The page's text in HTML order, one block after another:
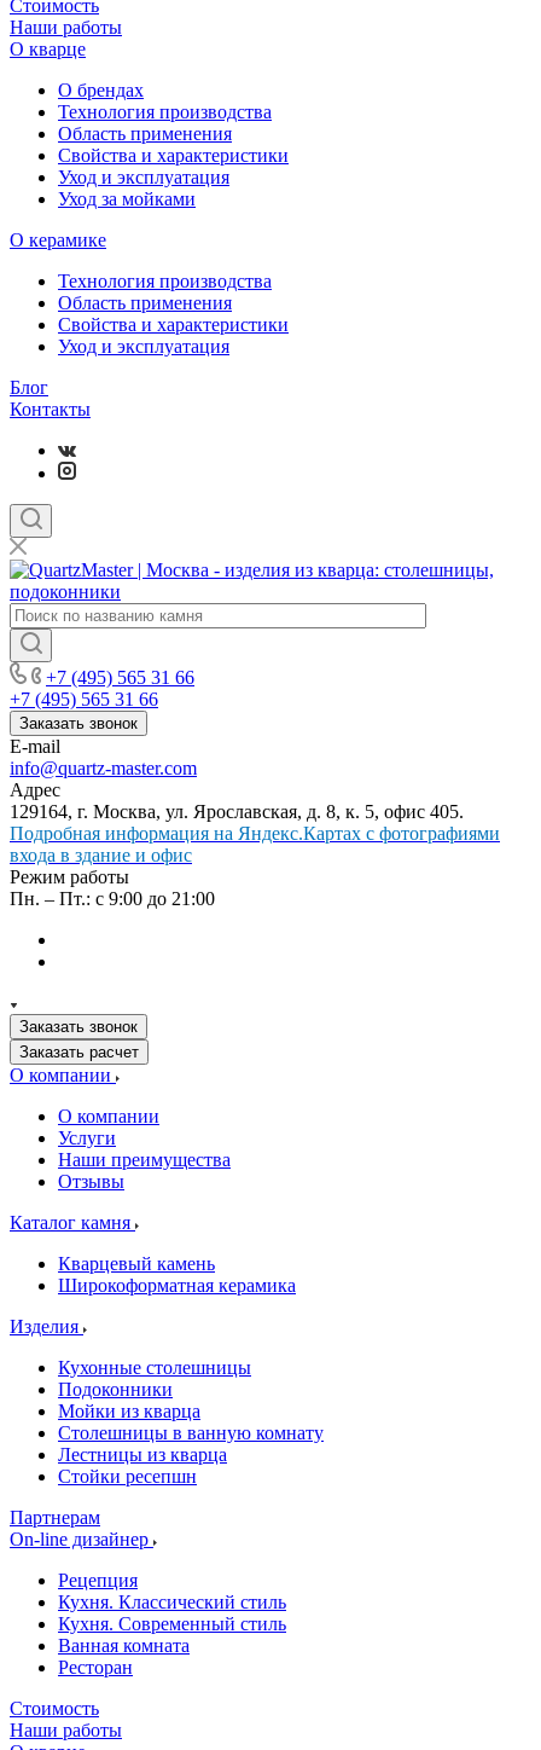
Стоимость
Наши работы
О кварце
О брендах
Технология производства
Область применения
Свойства и характеристики
Уход и эксплуатация
Уход за мойками
О керамике
Технология производства
Область применения
Свойства и характеристики
Уход и эксплуатация
Блог
Контакты
+7 (495) 565 31 66
+7 (495) 565 31 66
Заказать звонок
E-mail
info@quartz-master.com
Адрес
129164, г. Москва, ул. Ярославская, д. 8, к. 5, офис 405.
Подробная информация на Яндекс.Картах с фотографиями
входа в здание и офис
Режим работы
Пн. – Пт.: с 9:00 до 21:00
Заказать звонок
Заказать расчет
О компании
О компании
Услуги
Наши преимущества
Отзывы
Каталог камня
Кварцевый камень
Широкоформатная керамика
Изделия
Кухонные столешницы
Подоконники
Мойки из кварца
Столешницы в ванную комнату
Лестницы из кварца
Стойки ресепшн
Партнерам
On-line дизайнер
Рецепция
Кухня. Классический стиль
Кухня. Современный стиль
Ванная комната
Ресторан
Стоимость
Наши работы